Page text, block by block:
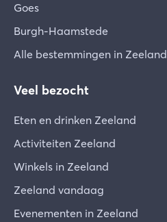
Goes
Burgh-Haamstede
Alle bestemmingen in Zeeland
Veel bezocht
Eten en drinken Zeeland
Activiteiten Zeeland
Winkels in Zeeland
Zeeland vandaag
Evenementen in Zeeland